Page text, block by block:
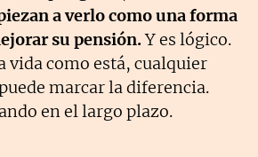
a verlo como una forma
su pensión.Y es lógico.
vida como está, cualquier
marcar la diferencia.
en el largo plazo.